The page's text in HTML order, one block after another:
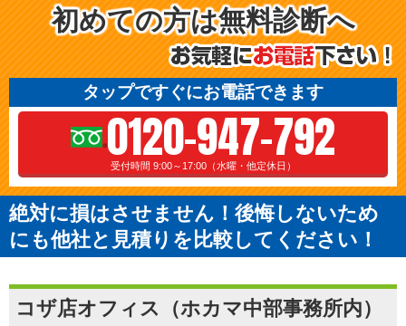
初めての方は無料診断へ
タップですぐにお電話できます
0120-947-792
受付時間 9:00～17:00（水曜・他定休日）
絶対に損はさせません！後悔しないため
にも他社と見積りを比較してください！
コザ店オフィス（ホカマ中部事務所内）